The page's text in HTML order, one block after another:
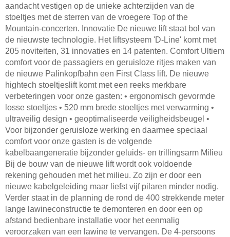
aandacht vestigen op de unieke achterzijden van de
stoeltjes met de sterren van de vroegere Top of the
Mountain-concerten. Innovatie De nieuwe lift staat bol van
de nieuwste technologie. Het liftsysteem 'D-Line' komt met
205 noviteiten, 31 innovaties en 14 patenten. Comfort Ultiem
comfort voor de passagiers en geruisloze ritjes maken van
de nieuwe Palinkopfbahn een First Class lift. De nieuwe
hightech stoeltjeslift komt met een reeks merkbare
verbeteringen voor onze gasten: • ergonomisch gevormde
losse stoeltjes • 520 mm brede stoeltjes met verwarming •
ultraveilig design • geoptimaliseerde veiligheidsbeugel •
Voor bijzonder geruisloze werking en daarmee speciaal
comfort voor onze gasten is de volgende
kabelbaangeneratie bijzonder geluids- en trillingsarm Milieu
Bij de bouw van de nieuwe lift wordt ook voldoende
rekening gehouden met het milieu. Zo zijn er door een
nieuwe kabelgeleiding maar liefst vijf pilaren minder nodig.
Verder staat in de planning de rond de 400 strekkende meter
lange lawineconstructie te demonteren en door een op
afstand bedienbare installatie voor het eenmalig
veroorzaken van een lawine te vervangen. De 4-persoons